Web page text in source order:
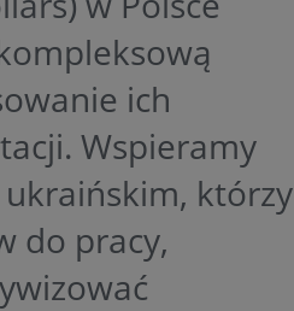
ich
Wspieramy
którzy
do pracy,